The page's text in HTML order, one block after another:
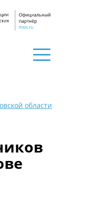
области